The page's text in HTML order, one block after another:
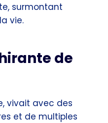
surmontant
vie.
de
vivait avec des
et de multiples